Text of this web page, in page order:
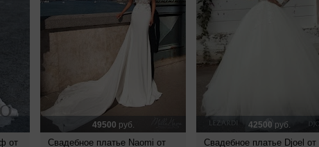
от
49500 руб.
Свадебное платье Naomi от
42500 руб.
Свадебное платье Djoel от